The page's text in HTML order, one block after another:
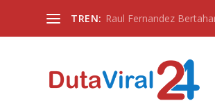
TREN: Raul Fernandez